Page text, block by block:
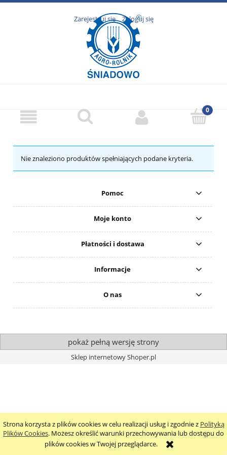
Strona korzysta z plików cookies w celu realizacji usług i zgodnie z Polityką
Plików Cookies. Możesz określić warunki przechowywania lub dostępu do
plików cookies w Twojej przeglądarce.
Zarejestruj się Zaloguj się
Nie znaleziono produktów spełniających podane kryteria.
Pomoc
Moje konto
Płatności i dostawa
Informacje
O nas
pokaż pełną wersję strony
Sklep internetowy Shoper.pl